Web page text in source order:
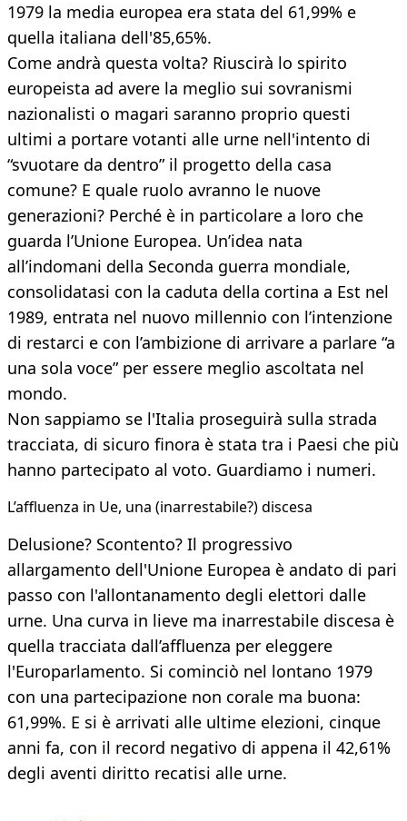
1979 la media europea era stata del 61,99% e
quella italiana dell'85,65%.
Come andrà questa volta? Riuscirà lo spirito
europeista ad avere la meglio sui sovranismi
nazionalisti o magari saranno proprio questi
ultimi a portare votanti alle urne nell'intento di
“svuotare da dentro” il progetto della casa
comune? E quale ruolo avranno le nuove
generazioni? Perché è in particolare a loro che
guarda l’Unione Europea. Un’idea nata
all’indomani della Seconda guerra mondiale,
consolidatasi con la caduta della cortina a Est nel
1989, entrata nel nuovo millennio con l’intenzione
di restarci e con l’ambizione di arrivare a parlare “a
una sola voce” per essere meglio ascoltata nel
mondo.
Non sappiamo se l'Italia proseguirà sulla strada
tracciata, di sicuro finora è stata tra i Paesi che più
hanno partecipato al voto. Guardiamo i numeri.
L’affluenza in Ue, una (inarrestabile?) discesa
Delusione? Scontento? Il progressivo
allargamento dell'Unione Europea è andato di pari
passo con l'allontanamento degli elettori dalle
urne. Una curva in lieve ma inarrestabile discesa è
quella tracciata dall’affluenza per eleggere
l'Europarlamento. Si cominciò nel lontano 1979
con una partecipazione non corale ma buona:
61,99%. E si è arrivati alle ultime elezioni, cinque
anni fa, con il record negativo di appena il 42,61%
degli aventi diritto recatisi alle urne.